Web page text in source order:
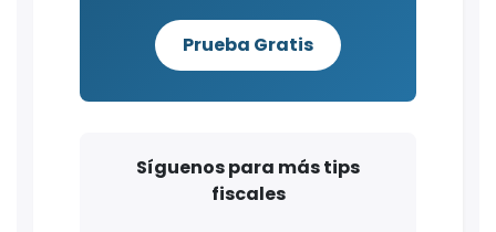
Prueba Gratis
Síguenos para más tips
fiscales